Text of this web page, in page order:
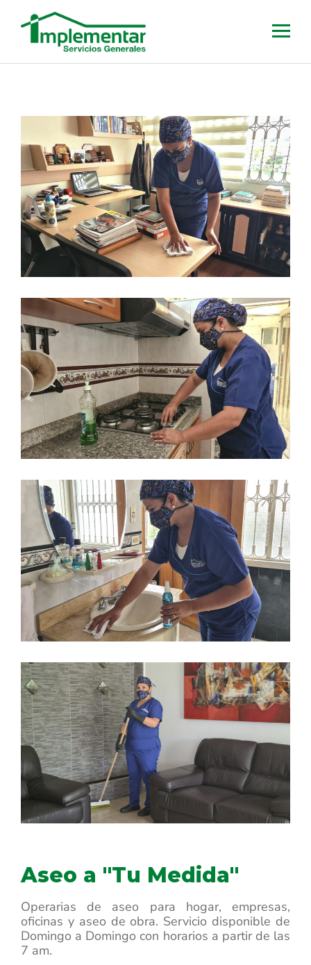
Aseo a "Tu Medida"
Operarias de aseo para hogar, empresas,
oficinas y aseo de obra. Servicio disponible de
Domingo a Domingo con horarios a partir de las
7 am.